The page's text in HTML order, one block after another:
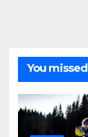
You missed